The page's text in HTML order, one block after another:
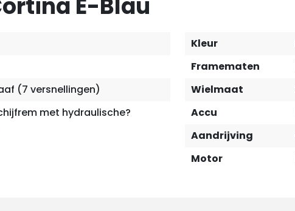
E-Blau
(7 versnellingen)
met hydraulische?
Kleur
Framematen
Wielmaat
Accu
Aandrijving
Motor